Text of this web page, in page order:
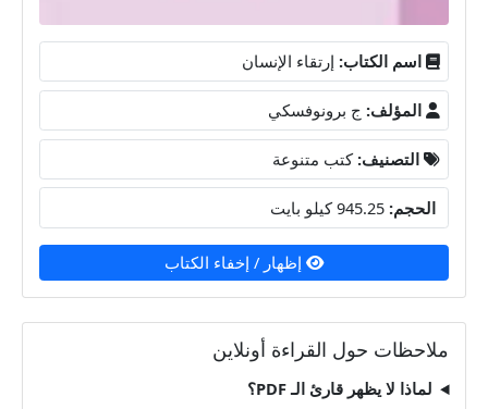
اسم الكتاب: إرتقاء الإنسان
المؤلف: ج برونوفسكي
التصنيف: كتب متنوعة
الحجم:
إظهار / إخفاء الكتاب
ملاحظات حول القراءة أونلاين
لماذا لا يظهر قارئ الـ PDF؟